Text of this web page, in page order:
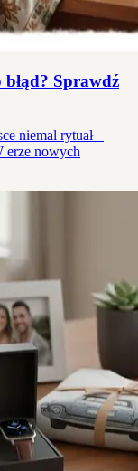
Sprawdź
niemal rytuał –
erze nowych